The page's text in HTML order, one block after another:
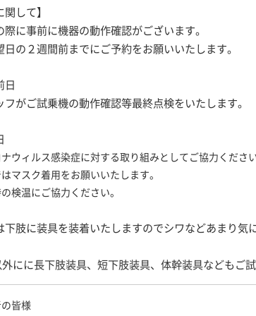
関して】
に事前に機器の動作確認がございます。
の２週間前までにご予約をお願いいたします。
日
がご試乗機の動作確認等最終点検をいたします。
ウィルス感染症に対する取り組みとしてご協力ください
マスク着用をお願いいたします。
検温にご協力ください。
下肢に装具を装着いたしますのでシワなどあまり気
にに長下肢装具、短下肢装具、体幹装具などもご試
皆様